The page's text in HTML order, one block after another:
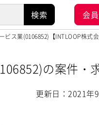
会
ス業(0106852)【INTLOOP株式会
の案件・
更新日：2021年